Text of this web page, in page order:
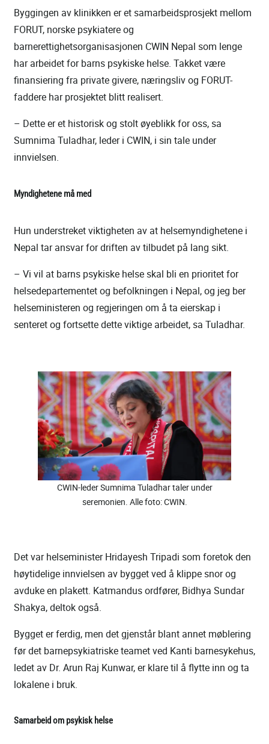
Byggingen av klinikken er et samarbeidsprosjekt mellom
FORUT, norske psykiatere og
barnerettighetsorganisasjonen CWIN Nepal som lenge
har arbeidet for barns psykiske helse. Takket være
finansiering fra private givere, næringsliv og FORUT-
faddere har prosjektet blitt realisert.
– Dette er et historisk og stolt øyeblikk for oss, sa
Sumnima Tuladhar, leder i CWIN, i sin tale under
innvielsen.
Myndighetene må med
Hun understreket viktigheten av at helsemyndighetene i
Nepal tar ansvar for driften av tilbudet på lang sikt.
– Vi vil at barns psykiske helse skal bli en prioritet for
helsedepartementet og befolkningen i Nepal, og jeg ber
helseministeren og regjeringen om å ta eierskap i
senteret og fortsette dette viktige arbeidet, sa Tuladhar.
CWIN-leder Sumnima Tuladhar taler under
seremonien. Alle foto: CWIN.
Det var helseminister Hridayesh Tripadi som foretok den
høytidelige innvielsen av bygget ved å klippe snor og
avduke en plakett. Katmandus ordfører, Bidhya Sundar
Shakya, deltok også.
Bygget er ferdig, men det gjenstår blant annet møblering
før det barnepsykiatriske teamet ved Kanti barnesykehus,
ledet av Dr. Arun Raj Kunwar, er klare til å flytte inn og ta
lokalene i bruk.
Samarbeid om psykisk helse